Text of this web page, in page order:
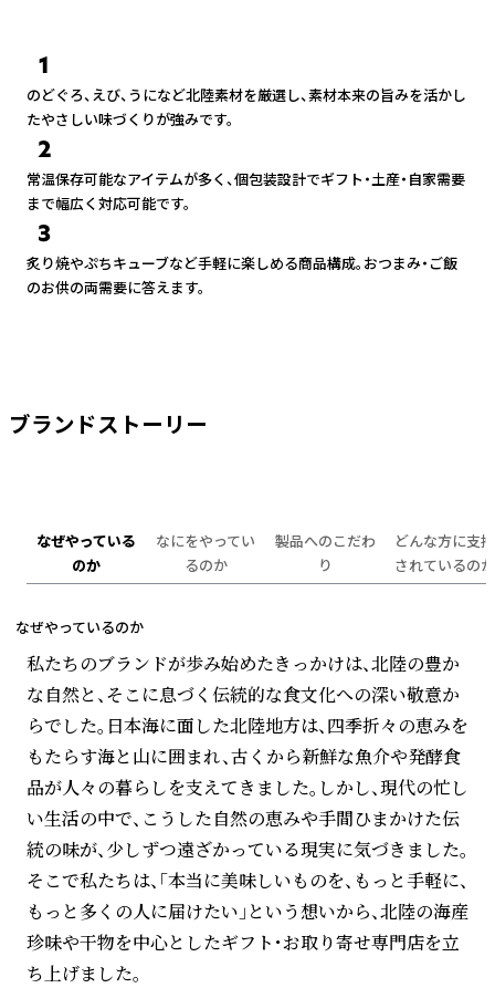
1
のどぐろ、えび、うになど北陸素材を厳選し、素材本来の旨みを活かし
たやさしい味づくりが強みです。
2
常温保存可能なアイテムが多く、個包装設計でギフト・土産・自家需要
まで幅広く対応可能です。
3
炙り焼やぷちキューブなど手軽に楽しめる商品構成。おつまみ・ご飯
のお供の両需要に答えます。
ブランドストーリー
なぜやっている
のか
なにをやってい
るのか
製品へのこだわ
り
どんな方に支持
されているのか
なぜやっているのか
私たちのブランドが歩み始めたきっかけは、北陸の豊か
な自然と、そこに息づく伝統的な食文化への深い敬意か
らでした。日本海に面した北陸地方は、四季折々の恵みを
もたらす海と山に囲まれ、古くから新鮮な魚介や発酵食
品が人々の暮らしを支えてきました。しかし、現代の忙し
い生活の中で、こうした自然の恵みや手間ひまかけた伝
統の味が、少しずつ遠ざかっている現実に気づきました。
そこで私たちは、「本当に美味しいものを、もっと手軽に、
もっと多くの人に届けたい」という想いから、北陸の海産
珍味や干物を中心としたギフト・お取り寄せ専門店を立
ち上げました。